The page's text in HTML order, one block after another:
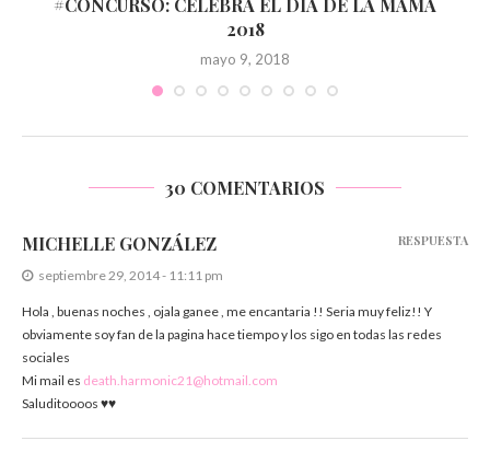
#CONCURSO: CELEBRA EL DÍA DE LA MAMÁ
2018
mayo 9, 2018
30 COMENTARIOS
MICHELLE GONZÁLEZ
septiembre 29, 2014 - 11:11 pm
Hola , buenas noches , ojala ganee , me encantaria !! Seria muy feliz!! Y
obviamente soy fan de la pagina hace tiempo y los sigo en todas las redes
sociales
Mi mail es death.harmonic21@hotmail.com
Saluditoooos ♥♥
RESPUESTA